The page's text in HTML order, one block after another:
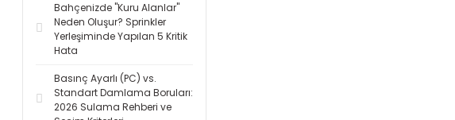
Bahçenizde "Kuru Alanlar"
Neden Oluşur? Sprinkler
Yerleşiminde Yapılan 5 Kritik
Hata
Basınç Ayarlı (PC) vs.
Standart Damlama Boruları:
2026 Sulama Rehberi ve